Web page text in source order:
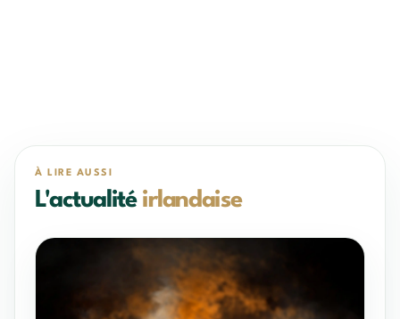
À LIRE AUSSI
L'actualité irlandaise